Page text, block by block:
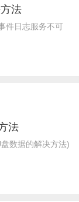
法
件日志服务不可
法
数据的解决方法)